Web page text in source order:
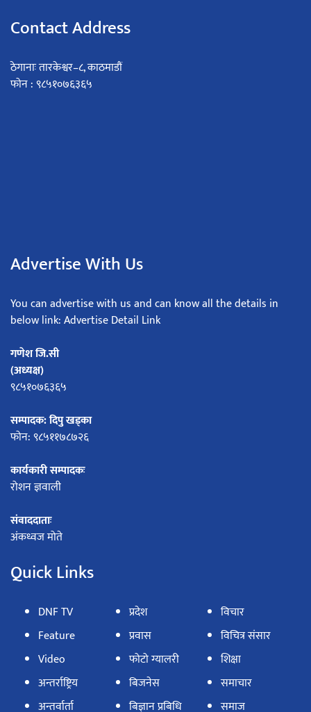
Contact Address
ठेगानाः तारकेश्वर–८, काठमाडौं
फोन : ९८५१०७६३६५
Advertise With Us
You can advertise with us and can know all the details in
below link: Advertise Detail Link
गणेश जि.सी
(अध्यक्ष)
९८५१०७६३६५
सम्पादक: दिपु खड्का
फोन: ९८५११७८७२६
कार्यकारी सम्पादकः
रोशन ज्ञवाली
संवाददाताः
अंकध्वज मोते
Quick Links
DNF TV
Feature
Video
अन्तर्राष्ट्रिय
अन्तर्वार्ता
प्रदेश
प्रवास
फोटो ग्यालरी
बिजनेस
बिज्ञान प्रबिधि
विचार
विचित्र संसार
शिक्षा
समाचार
समाज